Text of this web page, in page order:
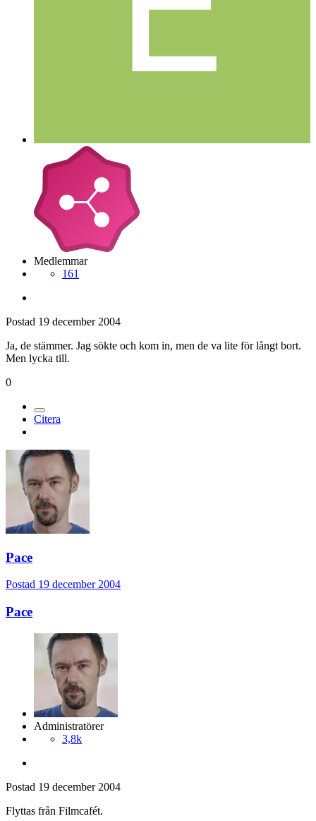
Medlemmar
161
Postad 19 december 2004
Ja, de stämmer. Jag sökte och kom in, men de va lite för långt bort.
Men lycka till.
0
Citera
Pace
Postad 19 december 2004
Pace
Administratörer
3,8k
Postad 19 december 2004
Flyttas från Filmcafét.